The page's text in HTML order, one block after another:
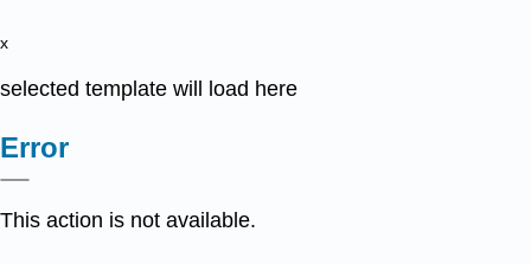
x
selected template will load here
Error
This action is not available.